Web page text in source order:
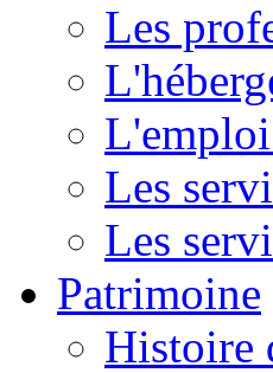
Les
Les
Les
Patrimoine
Histoire